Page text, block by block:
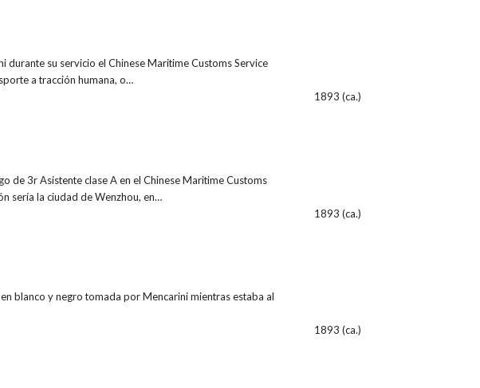
su servicio el Chinese Maritime Customs Service
a tracción humana, o…
1893 (ca.)
de 3r Asistente clase A en el Chinese Maritime Customs
sería la ciudad de Wenzhou, en…
1893 (ca.)
blanco y negro tomada por Mencarini mientras estaba al
1893 (ca.)